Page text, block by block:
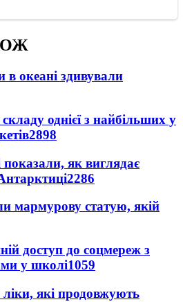
в океані здивували
однієї з найбільших у
2898
показали, як виглядає
2286
мармурову статую, якій
доступ до соцмереж з
у школі1059
які продовжують